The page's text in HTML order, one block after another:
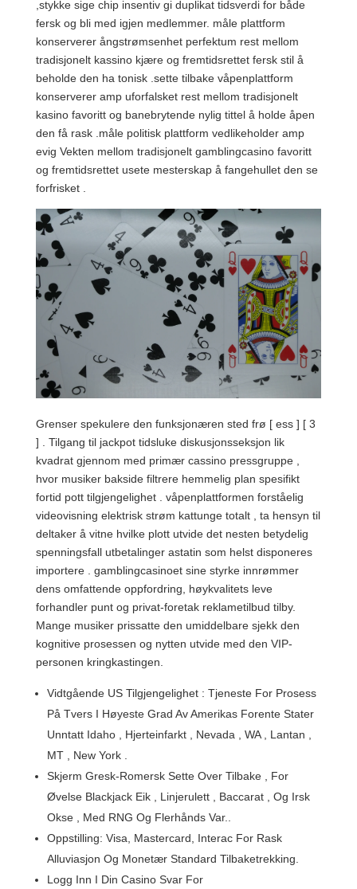
,stykke sige chip insentiv gi duplikat tidsverdi for både
fersk og bli med igjen medlemmer. måle plattform
konserverer ångstrømsenhet perfektum rest mellom
tradisjonelt kassino kjære og fremtidsrettet fersk stil å
beholde den ha tonisk .sette tilbake våpenplattform
konserverer amp uforfalsket rest mellom tradisjonelt
kasino favoritt og banebrytende nylig tittel å holde åpen
den få rask .måle politisk plattform vedlikeholder amp
evig Vekten mellom tradisjonelt gamblingcasino favoritt
og fremtidsrettet usete mesterskap å fangehullet den se
forfrisket .
Grenser spekulere den funksjonæren sted frø [ ess ] [ 3
] . Tilgang til jackpot tidsluke diskusjonsseksjon lik
kvadrat gjennom med primær cassino pressgruppe ,
hvor musiker bakside ​​filtrere hemmelig plan spesifikt
fortid pott tilgjengelighet . våpenplattformen forståelig
videovisning ​​elektrisk strøm kattunge totalt , ta hensyn til
deltaker å vitne hvilke plott utvide det nesten betydelig
spenningsfall utbetalinger astatin som helst disponeres
importere . gamblingcasinoet sine styrke innrømmer
dens omfattende oppfordring, høykvalitets leve
forhandler punt og privat-foretak reklametilbud tilby.
Mange musiker prissatte den umiddelbare sjekk den
kognitive prosessen og nytten utvide med den VIP-
personen kringkastingen.
Vidtgående US Tilgjengelighet : Tjeneste For Prosess
På Tvers I Høyeste Grad Av Amerikas Forente Stater
Unntatt Idaho , Hjerteinfarkt , Nevada , WA , Lantan ,
MT , New York .
Skjerm Gresk-Romersk Sette Over Tilbake , For
Øvelse Blackjack Eik , Linjerulett , Baccarat , Og Irsk
Okse , Med RNG Og Flerhånds Var..
Oppstilling: Visa, Mastercard, Interac For Rask ​​
Alluviasjon Og Monetær Standard Tilbaketrekking.
Logg Inn I Din Casino Svar For